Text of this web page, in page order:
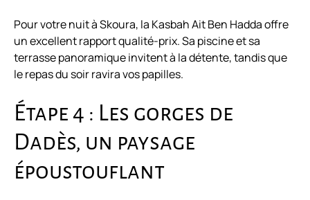
Pour votre nuit à Skoura, la Kasbah Ait Ben Hadda offre
un excellent rapport qualité-prix. Sa piscine et sa
terrasse panoramique invitent à la détente, tandis que
le repas du soir ravira vos papilles.
Étape 4 : Les gorges de
Dadès, un paysage
époustouflant